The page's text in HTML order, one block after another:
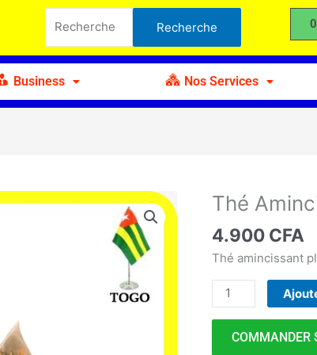
pour :
Recherche 0
Business Nos Services
Thé
4.900 CFA
Thé amincissant
quantité
Thé
Amincissant
COMMANDER
Amincissant